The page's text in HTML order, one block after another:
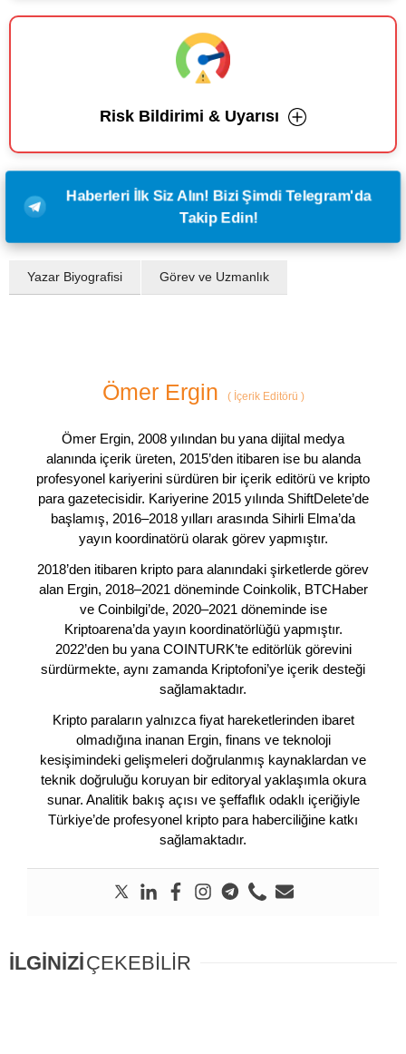
Risk Bildirimi & Uyarısı
Haberleri İlk Siz Alın! Bizi Şimdi Telegram'da
Takip Edin!
Yazar Biyografisi Görev ve Uzmanlık
Ömer Ergin (İçerik Editörü )
Ömer Ergin, 2008 yılından bu yana dijital medya
alanında içerik üreten, 2015’den itibaren ise bu alanda
profesyonel kariyerini sürdüren bir içerik editörü ve kripto
para gazetecisidir. Kariyerine 2015 yılında ShiftDelete’de
başlamış, 2016–2018 yılları arasında Sihirli Elma’da
yayın koordinatörü olarak görev yapmıştır.
2018’den itibaren kripto para alanındaki şirketlerde görev
alan Ergin, 2018–2021 döneminde Coinkolik, BTCHaber
ve Coinbilgi’de, 2020–2021 döneminde ise
Kriptoarena’da yayın koordinatörlüğü yapmıştır.
2022’den bu yana COINTURK’te editörlük görevini
sürdürmekte, aynı zamanda Kriptofoni’ye içerik desteği
sağlamaktadır.
Kripto paraların yalnızca fiyat hareketlerinden ibaret
olmadığına inanan Ergin, finans ve teknoloji
kesişimindeki gelişmeleri doğrulanmış kaynaklardan ve
teknik doğruluğu koruyan bir editoryal yaklaşımla okura
sunar. Analitik bakış açısı ve şeffaflık odaklı içeriğiyle
Türkiye’de profesyonel kripto para haberciliğine katkı
sağlamaktadır.
İLGİNİZİÇEKEBİLİR